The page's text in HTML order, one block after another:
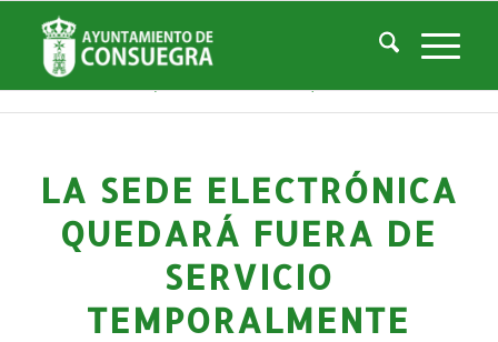
Noticias
Usted está aquí: Inicio / Noticias
Noticias-Actualidad
/
LA SEDE ELECTRÓNICA
QUEDARÁ FUERA DE
SERVICIO
TEMPORALMENTE